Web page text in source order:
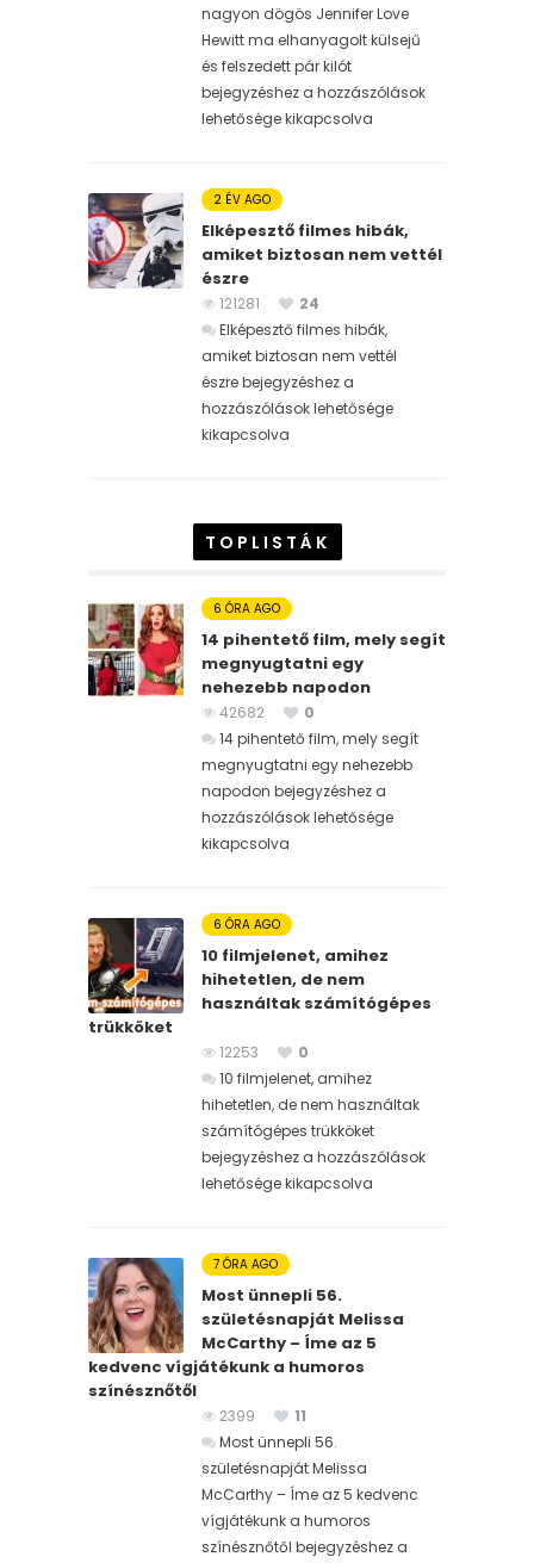
nagyon dögös Jennifer Love
Hewitt ma elhanyagolt külsejű
és felszedett pár kilót
bejegyzéshez a hozzászólások
lehetősége kikapcsolva
2 ÉV AGO
Elképesztő filmes hibák,
amiket biztosan nem vettél
észre
121281
24
Elképesztő filmes hibák,
amiket biztosan nem vettél
észre bejegyzéshez a
hozzászólások lehetősége
kikapcsolva
TOPLISTÁK
6 ÓRA AGO
14 pihentető film, mely segít
megnyugtatni egy
nehezebb napodon
42682
0
14 pihentető film, mely segít
megnyugtatni egy nehezebb
napodon bejegyzéshez a
hozzászólások lehetősége
kikapcsolva
6 ÓRA AGO
10 filmjelenet, amihez
hihetetlen, de nem
használtak számítógépes
trükköket
12253
0
10 filmjelenet, amihez
hihetetlen, de nem használtak
számítógépes trükköket
bejegyzéshez a hozzászólások
lehetősége kikapcsolva
7 ÓRA AGO
Most ünnepli 56.
születésnapját Melissa
McCarthy – Íme az 5
kedvenc vígjátékunk a humoros
színésznőtől
2399
11
Most ünnepli 56.
születésnapját Melissa
McCarthy – Íme az 5 kedvenc
vígjátékunk a humoros
színésznőtől bejegyzéshez a